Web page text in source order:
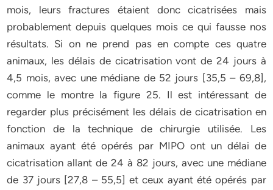
mois, leurs fractures étaient donc cicatrisées mais
probablement depuis quelques mois ce qui fausse nos
résultats. Si on ne prend pas en compte ces quatre
animaux, les délais de cicatrisation vont de 24 jours à
4,5 mois, avec une médiane de 52 jours [35,5 – 69,8],
comme le montre la figure 25. Il est intéressant de
regarder plus précisément les délais de cicatrisation en
fonction de la technique de chirurgie utilisée. Les
animaux ayant été opérés par MIPO ont un délai de
cicatrisation allant de 24 à 82 jours, avec une médiane
de 37 jours [27,8 – 55,5] et ceux ayant été opérés par